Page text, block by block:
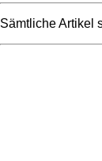
Sämtliche Artikel